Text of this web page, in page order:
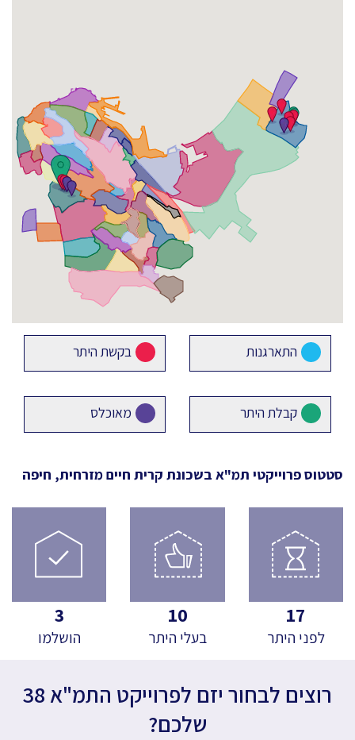
התארגנות בקשת היתר
קבלת היתר מאוכלס
סטטוס פרוייקטי תמ"א בשכונת קרית חיים מזרחית, חיפה
17
לפני היתר
10
בעלי היתר
3
הושלמו
רוצים לבחור יזם לפרוייקט התמ"א 38
שלכם?